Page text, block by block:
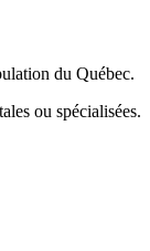
du Québec.
ou spécialisées.